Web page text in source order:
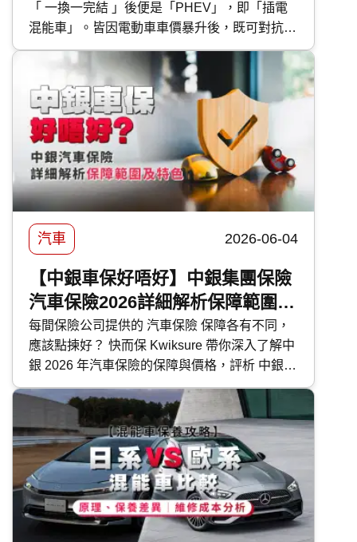
「 一換一完結 」後便是「PHEV」，即「插電
混能車」。皆因電動車車價暴升後，既可對抗油
魔又毋須為續航距離而煩惱的 PHEV 插電混能
車型，便成為各大代理力谷對象。今次 快而保
便為大家盤點本地最新的 PHEV 混能車型外，
還有選購及日常使用時的注意事項。
汽車 2026-06-04
【中銀車保好唔好】中銀集團保險
汽車保險2026詳細解析保障範圍及
特色
每間保險公司提供的 汽車保險 保障各有不同，
應該點揀好？ 快而保 Kwiksure 帶你深入了解中
銀 2026 年汽車保險的保障與價格，評析 中銀汽
車保險 優缺點，助你選擇最合適的車保方案。